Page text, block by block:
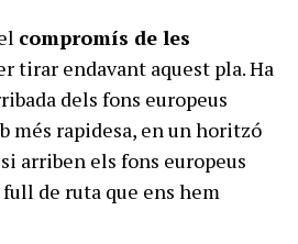
compromís de les
tirar endavant aquest pla. Ha
dels fons europeus
més rapidesa, en un horitzó
si arriben els fons europeus
de ruta que ens hem